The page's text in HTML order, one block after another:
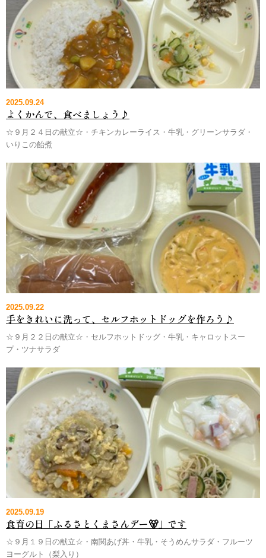
2025.09.24
よくかんで、食べましょう♪
☆９月２４日の献立☆・チキンカレーライス・牛乳・グリーンサラダ・
いりこの飴煮
2025.09.22
手をきれいに洗って、セルフホットドッグを作ろう♪
☆９月２２日の献立☆・セルフホットドッグ・牛乳・キャロットスー
プ・ツナサラダ
2025.09.19
食育の日「ふるさとくまさんデー🐻」です
☆９月１９日の献立☆・南関あげ丼・牛乳・そうめんサラダ・フルーツ
ヨーグルト（梨入り）